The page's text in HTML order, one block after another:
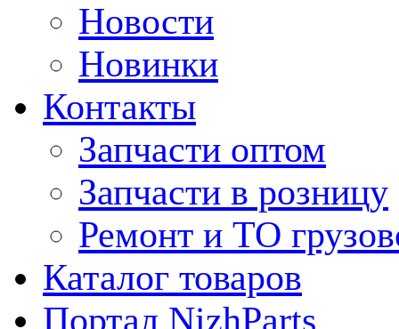
Новости
Новинки
Контакты
Запчасти оптом
Запчасти в розницу
Ремонт и ТО
Каталог товаров
Портал NizhParts